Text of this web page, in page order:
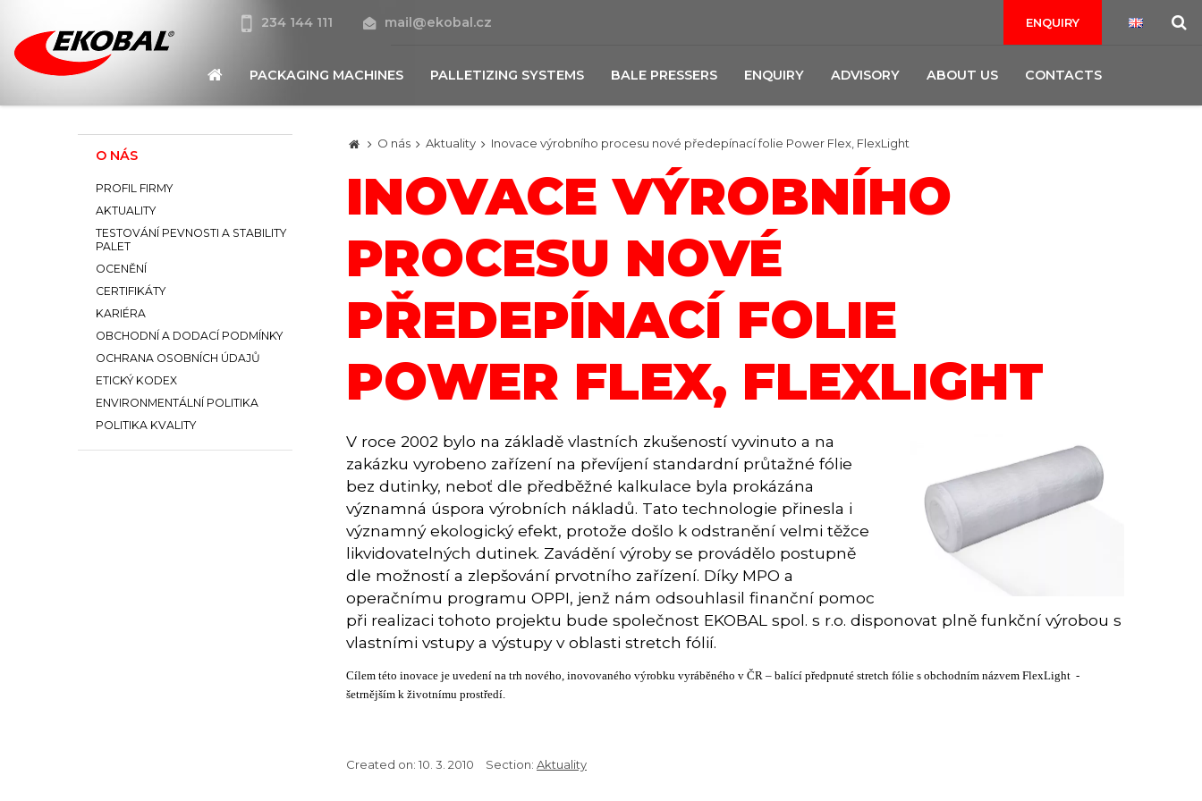
234 144 111 mail@ekobal.cz ENQUIRY
PACKAGING MACHINES PALLETIZING SYSTEMS BALE PRESSERS ENQUIRY ADVISORY ABOUT US CONTACTS
O nás Aktuality Inovace výrobního procesu nové předepínací folie Power Flex, FlexLight
INOVACE VÝROBNÍHO
PROCESU NOVÉ
PŘEDEPÍNACÍ FOLIE
POWER FLEX, FLEXLIGHT
V roce 2002 bylo na základě vlastních zkušeností vyvinuto a na
zakázku vyrobeno zařízení na převíjení standardní průtažné fólie
bez dutinky, neboť dle předběžné kalkulace byla prokázána
významná úspora výrobních nákladů. Tato technologie přinesla i
významný ekologický efekt, protože došlo k odstranění velmi těžce
likvidovatelných dutinek. Zavádění výroby se provádělo postupně
dle možností a zlepšování prvotního zařízení. Díky MPO a
operačnímu programu OPPI, jenž nám odsouhlasil finanční pomoc
při realizaci tohoto projektu bude společnost EKOBAL spol. s r.o. disponovat plně funkční výrobou s
vlastními vstupy a výstupy v oblasti stretch fólií.
Cílem této inovace je uvedení na trh nového, inovovaného výrobku vyráběného v ČR – balící předpnuté stretch fólie s obchodním názvem FlexLight -
šetrnějším k životnímu prostředí.
Created on: 10. 3. 2010 Section: Aktuality
O NÁS
PROFIL FIRMY
AKTUALITY
TESTOVÁNÍ PEVNOSTI A STABILITY
PALET
OCENĚNÍ
CERTIFIKÁTY
KARIÉRA
OBCHODNÍ A DODACÍ PODMÍNKY
OCHRANA OSOBNÍCH ÚDAJŮ
ETICKÝ KODEX
ENVIRONMENTÁLNÍ POLITIKA
POLITIKA KVALITY